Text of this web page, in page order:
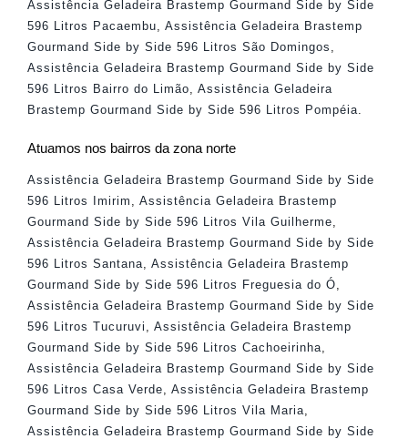
Assistência Geladeira Brastemp Gourmand Side by Side
596 Litros Pacaembu, Assistência Geladeira Brastemp
Gourmand Side by Side 596 Litros São Domingos ,
Assistência Geladeira Brastemp Gourmand Side by Side
596 Litros Bairro do Limão, Assistência Geladeira
Brastemp Gourmand Side by Side 596 Litros Pompéia.
Atuamos nos bairros da zona norte
Assistência Geladeira Brastemp Gourmand Side by Side
596 Litros Imirim
Assistência Geladeira Brastemp
Gourmand Side by Side 596 Litros Vila Guilherme
Assistência Geladeira Brastemp Gourmand Side by Side
596 Litros Santana
Assistência Geladeira Brastemp
Gourmand Side by Side 596 Litros Freguesia do Ó
Assistência Geladeira Brastemp Gourmand Side by Side
596 Litros Tucuruvi
Assistência Geladeira Brastemp
Gourmand Side by Side 596 Litros Cachoeirinha
Assistência Geladeira Brastemp Gourmand Side by Side
596 Litros Casa Verde
Assistência Geladeira Brastemp
Gourmand Side by Side 596 Litros Vila Maria
Assistência Geladeira Brastemp Gourmand Side by Side